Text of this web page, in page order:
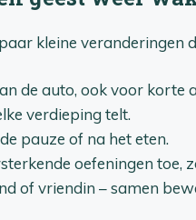
kleine veranderingen
de auto, ook voor korte
verdieping telt.
pauze of na het eten.
oefeningen toe,
of vriendin – samen